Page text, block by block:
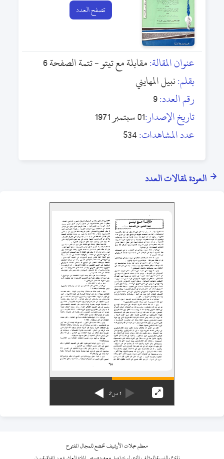
تصفح العدد
عنوان المقالة:مقابلة مع تيتو - تتمة الصفحة 6
بقلم:نبيل المهايني
رقم العدد:9
تاريخ الإصدار:01 سبتمبر 1971
عدد المشاهدات:534
العودة لمقالات العدد
1من2
معظم مجلات الأرشيف تخضع للمجال المفتوح